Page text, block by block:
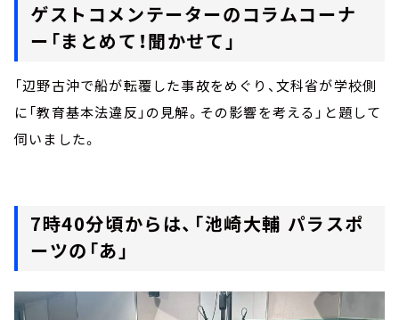
ゲストコメンテーターのコラムコーナ
ー「まとめて！聞かせて」
「辺野古沖で船が転覆した事故をめぐり、文科省が学校側
に「教育基本法違反」の見解。その影響を考える」と題して
伺いました。
7時40分頃からは、「池崎大輔 パラスポ
ーツの「あ」